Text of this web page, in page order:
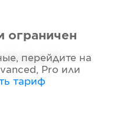
ограничен
перейдите на
Pro или
тариф